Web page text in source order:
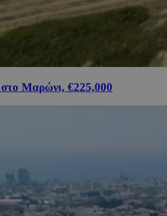
στο Μαρώνι, €225,000